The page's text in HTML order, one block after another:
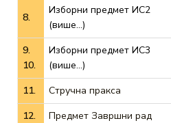
8.
Изборни предмет ИС2
(више…)
9.
10.
Изборни предмет ИС3
(више…)
11. Стручна пракса
12.
Предмет Завршни рад